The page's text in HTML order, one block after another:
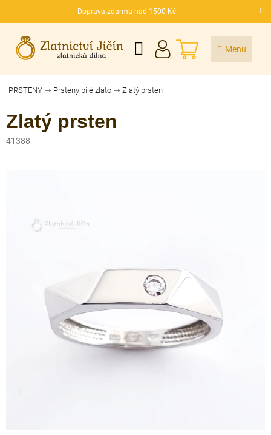
Doprava zdarma nad 1500 Kč
CZK
NÁKUPNÍ
KOŠÍK
PRSTENY Prsteny bílé zlato Zlatý prsten
Zlatý prsten
41388